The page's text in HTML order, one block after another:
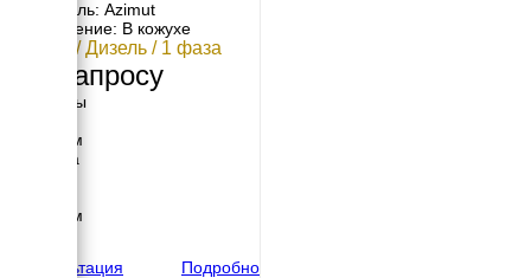
Двигатель: Azimut
Исполнение: В кожухе
20 кВт / Дизель / 1 фаза
По запросу
Размеры
2200 мм
Ширина
1230 мм
Консультация
Подробно